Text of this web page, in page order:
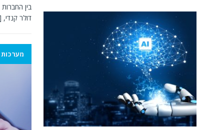
דולר קנדי,
מערכות